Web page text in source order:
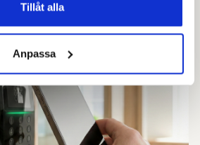
Tillåt alla
Anpassa